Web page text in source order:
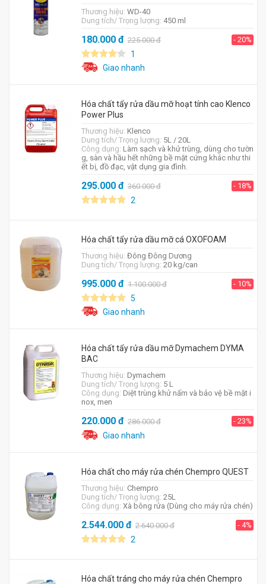
Thương hiệu: WD-40
Dung tích/ Trọng lượng: 450 ml
180.000đ 225.000đ - 20%
1
Giao nhanh
Hóa chất tẩy rửa dầu mỡ hoạt tính cao Klenco
Power Plus
Thương hiệu: Klenco
Dung tích/ Trọng lượng: 5L / 20L
Công dụng: Làm sạch và khử trùng, dùng cho tườn
g, sàn và hầu hết những bề mặt cứng khác như thi
ết bị, đồ đạc, vật dụng gia đình.
295.000đ 360.000đ - 18%
2
Hóa chất tẩy rửa dầu mỡ cá OXOFOAM
Thương hiệu: Đông Đông Dương
Dung tích/ Trọng lượng: 20 kg/can
995.000đ 1.100.000đ - 10%
5
Giao nhanh
Hóa chất tẩy rửa dầu mỡ Dymachem DYMA
BAC
Thương hiệu: Dymachem
Dung tích/ Trọng lượng: 5 L
Công dụng: Diệt trùng khử nấm và bảo vệ bề mặt i
nox, men
220.000đ 286.000đ - 23%
Giao nhanh
Hóa chất cho máy rửa chén Chempro QUEST
Thương hiệu: Chempro
Dung tích/ Trọng lượng: 25L
Công dụng: Xà bông rửa (Dùng cho máy rửa chén)
2.544.000đ 2.640.000đ - 4%
2
Hóa chất tráng cho máy rửa chén Chempro